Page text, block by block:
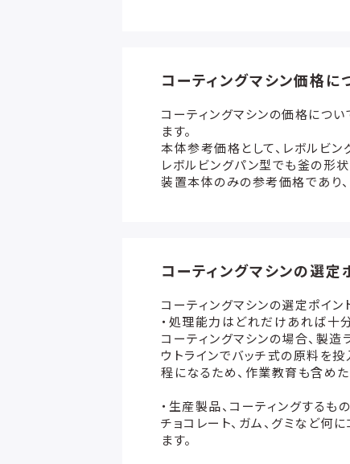
コーティングマシン価格に
コーティングマシンの価格につい
ます。
本体参考価格として、レボルビン
レボルビングパン型でも釜の形
装置本体のみの参考価格であり
コーティングマシンの選定
コーティングマシンの選定ポイン
・処理能力はどれだけあれば十
コーティングマシンの場合、製
ウトラインでバッチ式の原料を
程になるため、作業教育も含め
・生産製品、コーティングするも
チョコレート、ガム、グミなど何
ます。